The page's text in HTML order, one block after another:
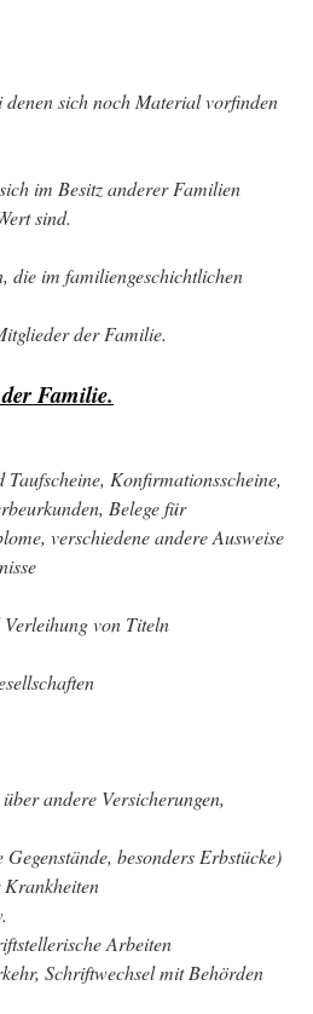
denen sich noch Material vorfinden
im Besitz anderer Familien
sind.
die im familiengeschichtlichen
der Familie.
Familie.
Konfirmationsscheine,
Belege für
verschiedene andere Ausweise
von Titeln
andere Versicherungen,
besonders Erbstücke)
Krankheiten
Arbeiten
Schriftwechsel mit Behörden